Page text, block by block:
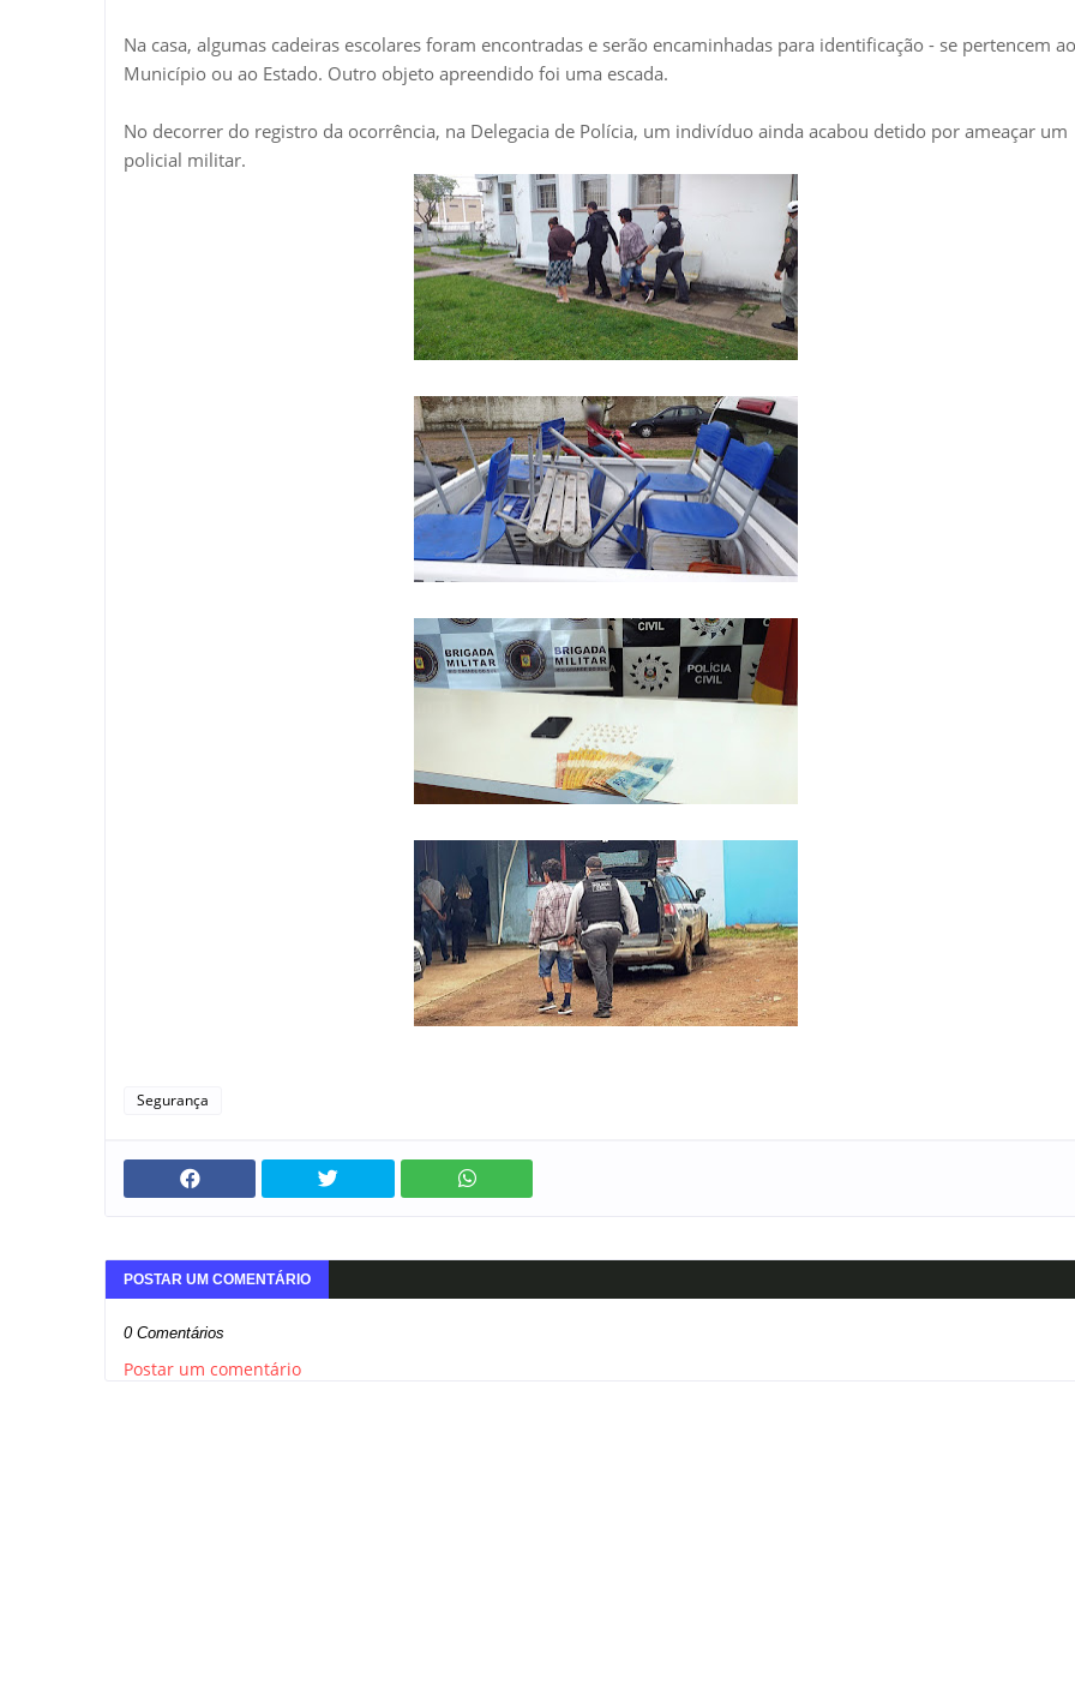
Na casa, algumas cadeiras escolares foram encontradas e serão encaminhadas para identificação - se pertencem ao
Município ou ao Estado. Outro objeto apreendido foi uma escada.
No decorrer do registro da ocorrência, na Delegacia de Polícia, um indivíduo ainda acabou detido por ameaçar um
policial militar.
Segurança
POSTAR UM COMENTÁRIO
0 Comentários
Postar um comentário